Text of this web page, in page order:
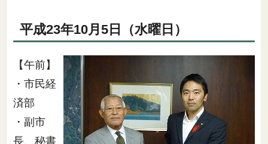
平成23年10月5日（水曜日）
【午前】
・市民経
済部
・副市
長、秘書